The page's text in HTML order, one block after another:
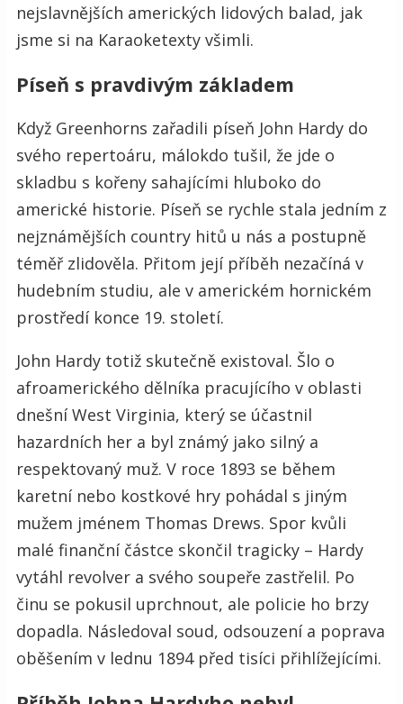
nejslavnějších amerických lidových balad, jak
jsme si na Karaoketexty všimli.
Píseň s pravdivým základem
Když Greenhorns zařadili píseň John Hardy do
svého repertoáru, málokdo tušil, že jde o
skladbu s kořeny sahajícími hluboko do
americké historie. Píseň se rychle stala jedním z
nejznámějších country hitů u nás a postupně
téměř zlidověla. Přitom její příběh nezačíná v
hudebním studiu, ale v americkém hornickém
prostředí konce 19. století.
John Hardy totiž skutečně existoval. Šlo o
afroamerického dělníka pracujícího v oblasti
dnešní West Virginia, který se účastnil
hazardních her a byl známý jako silný a
respektovaný muž. V roce 1893 se během
karetní nebo kostkové hry pohádal s jiným
mužem jménem Thomas Drews. Spor kvůli
malé finanční částce skončil tragicky – Hardy
vytáhl revolver a svého soupeře zastřelil. Po
činu se pokusil uprchnout, ale policie ho brzy
dopadla. Následoval soud, odsouzení a poprava
oběšením v lednu 1894 před tisíci přihlížejícími.